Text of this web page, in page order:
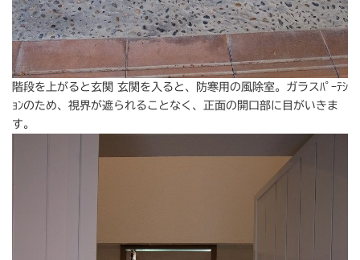
階段を上がると玄関 玄関を入ると、防寒用の風除室。ガラスﾊﾟｰﾃｼ
ｮﾝのため、視界が遮られることなく、正面の開口部に目がいきま
す。